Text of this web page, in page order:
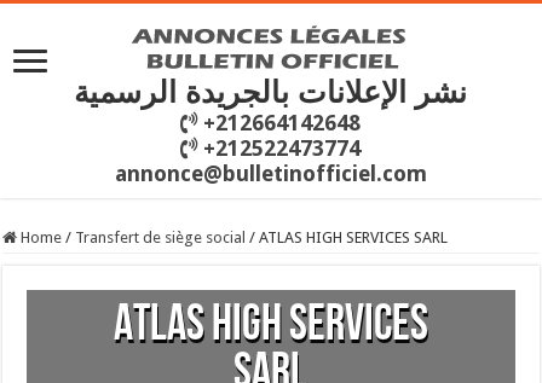
نشر الإعلانات بالجريدة الرسمية
+212664142648
+212522473774
annonce@bulletinofficiel.com
Home / Transfert de siège social / ATLAS HIGH SERVICES SARL
ATLAS HIGH SERVICES